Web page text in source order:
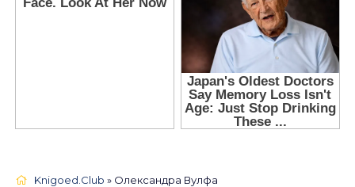
Knigoed.Club » Олександра Вулфа